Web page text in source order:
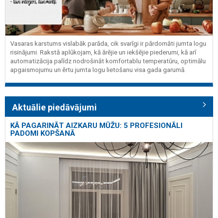
Vasaras karstums vislabāk parāda, cik svarīgi ir pārdomāti jumta logu
risinājumi. Rakstā aplūkojam, kā ārējie un iekšējie piederumi, kā arī
automatizācija palīdz nodrošināt komfortablu temperatūru, optimālu
apgaismojumu un ērtu jumta logu lietošanu visa gada garumā.
Aktuālie piedāvājumi
KĀ PAGARINĀT AIZKARU MŪŽU: 5 PROFESIONĀLI
PADOMI KOPŠANĀ